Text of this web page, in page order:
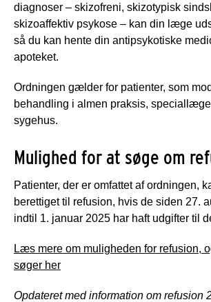
diagnoser – skizofreni, skizotypisk
skizoaffektiv psykose – kan din læge
så du kan hente din antipsykotiske
apoteket.
Ordningen gælder for patienter, som
behandling i almen praksis,
sygehus.
Mulighed for at søge om
Patienter, der er omfattet af ordningen,
berettiget til refusion, hvis de siden 27.
indtil 1. januar 2025 har haft udgifter til
Læs mere om muligheden for refusion,
søger her
Opdateret med information om refusion